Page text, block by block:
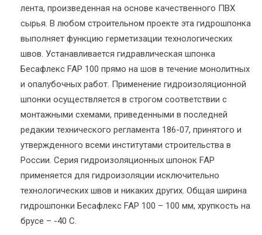
лента, произведенная на основе качественного ПВХ
сырья. В любом строительном проекте эта гидрошпонка
выполняет функцию герметизации технологических
швов. Устанавливается гидравлическая шпонка
Бесафлекс FAP 100 прямо на шов в течение монолитных
и опалубочных работ. Применение гидроизоляционной
шпонки осуществляется в строгом соответствии с
монтажными схемами, приведенными в последней
редакии технического регламента 186-07, принятого и
утвержденного всеми институтами строительства в
России. Серия гидроизоляционных шпонок FAP
применяется для гидроизоляции исключительно
технологических швов и никаких других. Общая ширина
гидрошпонки Бесафлекс FAP 100 – 100 мм, хрупкость на
брусе – -40 С.